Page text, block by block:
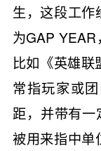
生，这段工作
为GAP YEAR
比如《英雄联
常指玩家或
距，并带有
被用来指中单